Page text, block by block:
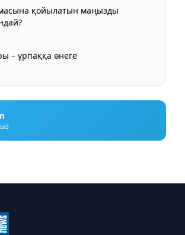
қойылатын маңызды
– ұрпаққа өнеге